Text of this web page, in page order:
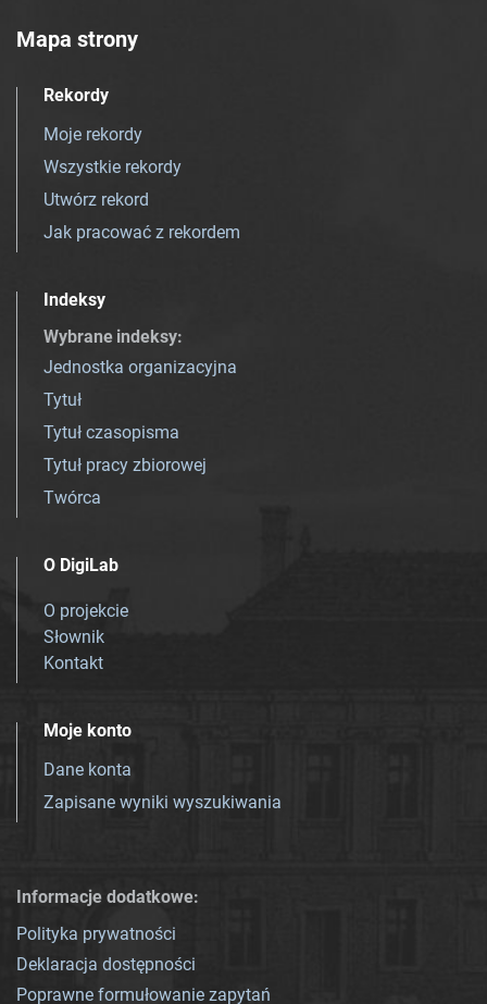
Mapa strony
Rekordy
Moje rekordy
Wszystkie rekordy
Utwórz rekord
Jak pracować z rekordem
Indeksy
Wybrane indeksy:
Jednostka organizacyjna
Tytuł
Tytuł czasopisma
Tytuł pracy zbiorowej
Twórca
O DigiLab
O projekcie
Słownik
Kontakt
Moje konto
Dane konta
Zapisane wyniki wyszukiwania
Informacje dodatkowe:
Polityka prywatności
Deklaracja dostępności
Poprawne formułowanie zapytań